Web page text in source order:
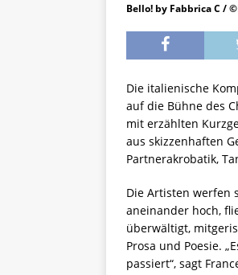
Bello! by Fabbrica C /
Die italienische
auf die Bühne des
mit erzählten
aus skizzenhaften
Partnerakrobatik,
Die Artisten werfen
aneinander hoch,
überwältigt,
Prosa und Poesie.
passiert“, sagt